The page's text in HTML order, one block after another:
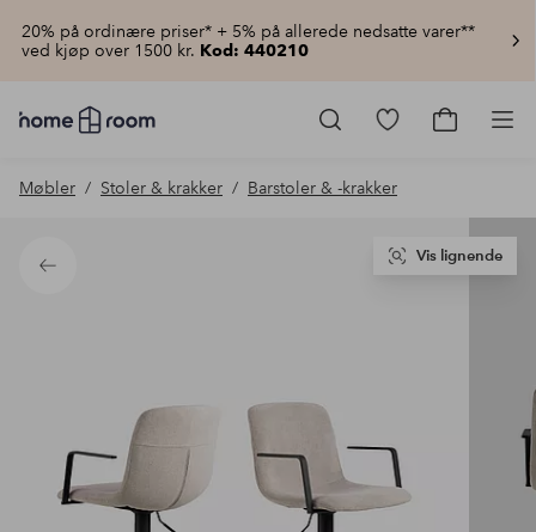
20% på ordinære priser* + 5% på allerede nedsatte varer**
ved kjøp over 1500 kr. Kod: 440210
Homeroom
–
hjemmet
pris
Gå
produkter
Gå
Møbler Stoler & krakker Barstoler & -krakker
Tilbake
Vis lignende